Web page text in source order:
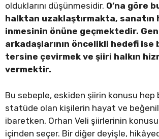
olduklarını düşünmesidir. O’na göre
halktan uzaklaştırmakta, sanatın
inmesinin önüne geçmektedir.
arkadaşlarının öncelikli hedefi ise
tersine çevirmek ve şiiri halkın
vermektir.
Bu sebeple, eskiden şiirin konusu hep
statüde olan kişilerin hayat ve
ibaretken, Orhan Veli şiirlerinin
içinden seçer. Bir diğer deyişle,